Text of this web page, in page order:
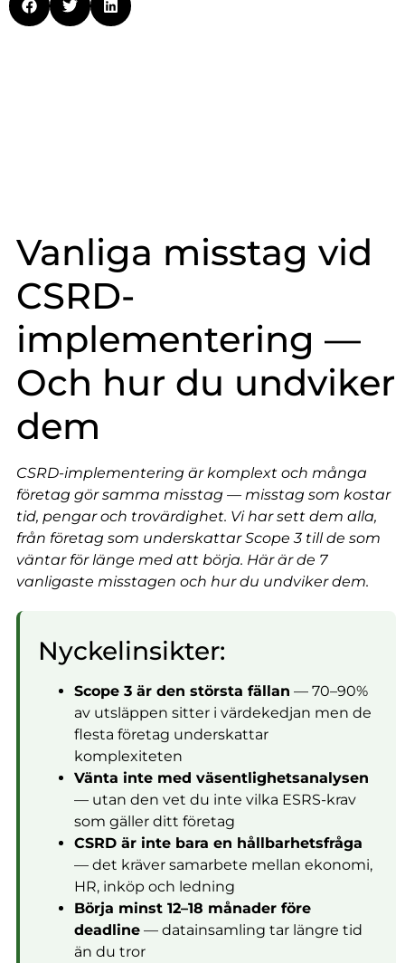
Vanliga misstag vid
CSRD-
implementering —
Och hur du undviker
dem
CSRD-implementering är komplext och många
företag gör samma misstag — misstag som kostar
tid, pengar och trovärdighet. Vi har sett dem alla,
från företag som underskattar Scope 3 till de som
väntar för länge med att börja. Här är de 7
vanligaste misstagen och hur du undviker dem.
Nyckelinsikter:
Scope 3 är den största fällan — 70–90%
av utsläppen sitter i värdekedjan men de
flesta företag underskattar
komplexiteten
Vänta inte med väsentlighetsanalysen
— utan den vet du inte vilka ESRS-krav
som gäller ditt företag
CSRD är inte bara en hållbarhetsfråga
— det kräver samarbete mellan ekonomi,
HR, inköp och ledning
Börja minst 12–18 månader före
deadline — datainsamling tar längre tid
än du tror